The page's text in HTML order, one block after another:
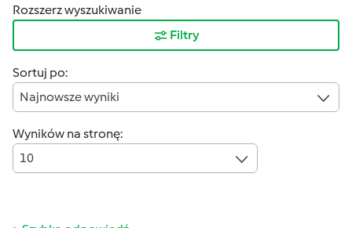
Rozszerz wyszukiwanie
Filtry
Sortuj po:
Najnowsze wyniki
Wyników na stronę:
10